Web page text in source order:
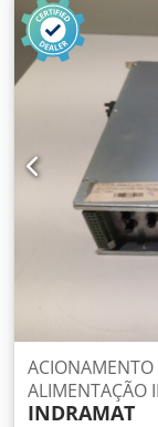
revisão, entre
ACIONAMENTO
ALIMENTAÇÃO
INDRAMAT